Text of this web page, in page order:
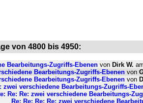
von 4800 bis 4950:
Bearbeitungs-Zugriffs-Ebenen von Dirk W.
Bearbeitungs-Zugriffs-Ebenen von
Bearbeitungs-Zugriffs-Ebenen von
zwei verschiedene Bearbeitungs-Zugriffs-
Re: Re: zwei verschiedene Bearbeitungs-
Re: Re: Re: Re: zwei verschiedene